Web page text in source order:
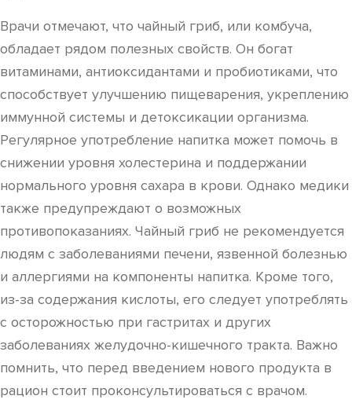
Врачи отмечают, что чайный гриб, или комбуча,
обладает рядом полезных свойств. Он богат
витаминами, антиоксидантами и пробиотиками, что
способствует улучшению пищеварения, укреплению
иммунной системы и детоксикации организма.
Регулярное употребление напитка может помочь в
снижении уровня холестерина и поддержании
нормального уровня сахара в крови. Однако медики
также предупреждают о возможных
противопоказаниях. Чайный гриб не рекомендуется
людям с заболеваниями печени, язвенной болезнью
и аллергиями на компоненты напитка. Кроме того,
из-за содержания кислоты, его следует употреблять
с осторожностью при гастритах и других
заболеваниях желудочно-кишечного тракта. Важно
помнить, что перед введением нового продукта в
рацион стоит проконсультироваться с врачом.